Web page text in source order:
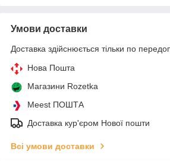
Умови доставки
Доставка здійснюється тільки по
Нова Пошта
Магазини Rozetka
Meest ПОШТА
Доставка кур'єром Нової пошти
Всі умови доставки